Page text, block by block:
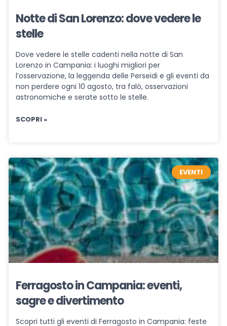
Notte di San Lorenzo: dove vedere le
stelle
Dove vedere le stelle cadenti nella notte di San
Lorenzo in Campania: i luoghi migliori per
l’osservazione, la leggenda delle Perseidi e gli eventi da
non perdere ogni 10 agosto, tra falò, osservazioni
astronomiche e serate sotto le stelle.
SCOPRI »
EVENTI
Ferragosto in Campania: eventi,
sagre e divertimento
Scopri tutti gli eventi di Ferragosto in Campania: feste